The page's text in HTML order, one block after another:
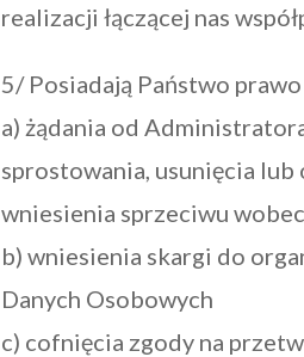
realizacji łączącej nas
5/ Posiadają Państwo
a) żądania od
sprostowania, usunięcia
wniesienia sprzeciwu
b) wniesienia skargi do
Danych Osobowych
c) cofnięcia zgody na